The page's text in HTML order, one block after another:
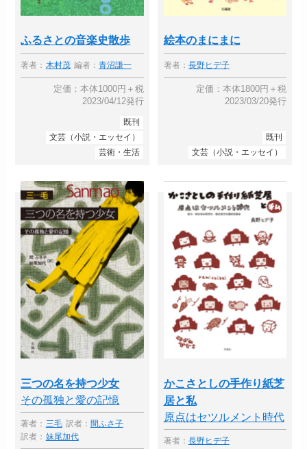
ふるさとの音楽史散歩
著者： 木村茂 編者： 青沼謙一
定価：本体1000円＋税
2023/04/12発行
既刊
文芸（小説・エッセイ）
芸術・生活
絵本のまにまに
著者： 長野ヒデ子
定価：本体1800円＋税
2023/03/20発行
既刊
文芸（小説・エッセイ）
三つの名を持つ少女
その孤独と愛の記憶
著者： 三毛 訳者： 間ふさ子
訳者： 妹尾加代
かこさとしの手作り紙芝
居と私
原点はセツルメント時代
著者： 長野ヒデ子